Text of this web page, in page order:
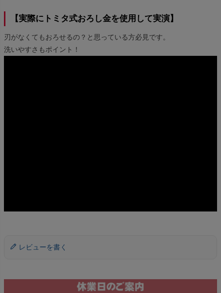
【実際にトミタ式おろし金を使用して実演】
刃がなくてもおろせるの？と思っている方必見です。
洗いやすさもポイント！
レビューを書く